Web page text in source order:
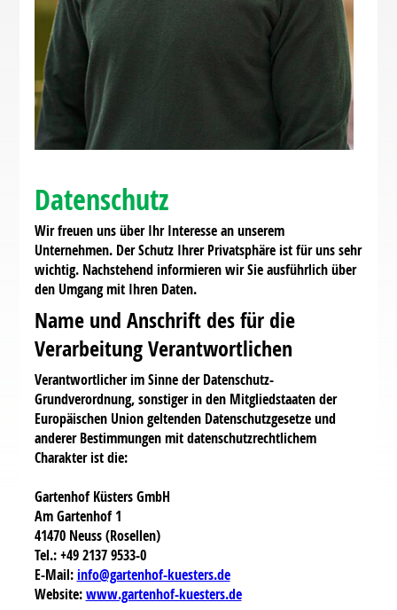
Datenschutz
Wir freuen uns über Ihr Interesse an unserem
Unternehmen. Der Schutz Ihrer Privatsphäre ist für uns sehr
wichtig. Nachstehend informieren wir Sie ausführlich über
den Umgang mit Ihren Daten.
Name und Anschrift des für die
Verarbeitung Verantwortlichen
Verantwortlicher im Sinne der Datenschutz-
Grundverordnung, sonstiger in den Mitgliedstaaten der
Europäischen Union geltenden Datenschutzgesetze und
anderer Bestimmungen mit datenschutzrechtlichem
Charakter ist die:
Gartenhof Küsters GmbH
Am Gartenhof 1
41470 Neuss (Rosellen)
Tel.: +49 2137 9533-0
E-Mail:info@gartenhof-kuesters.de
Website:www.gartenhof-kuesters.de